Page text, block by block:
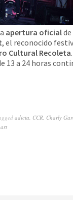
apertura oficial
, el reconocido
Cultural Recoleta
13 a 24 horas
adicta CCR Charly